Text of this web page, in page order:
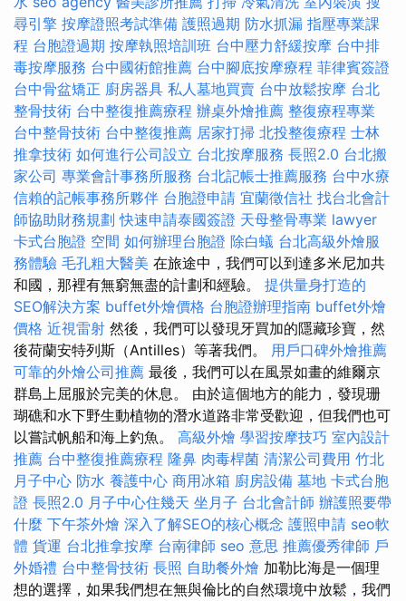
尋引擎 按摩證照考試準備 護照過期 防水抓漏 指壓專業課
程 台胞證過期 按摩執照培訓班 台中壓力舒緩按摩 台中排
毒按摩服務 台中國術館推薦 台中腳底按摩療程 菲律賓簽證
台中骨盆矯正 廚房器具 私人墓地買賣 台中放鬆按摩 台北
整骨技術 台中整復推薦療程 辦桌外燴推薦 整復療程專業
台中整骨技術 台中整復推薦 居家打掃 北投整復療程 士林
推拿技術 如何進行公司設立 台北按摩服務 長照2.0 台北搬
家公司 專業會計事務所服務 台北記帳士推薦服務 台中水療
信賴的記帳事務所夥伴 台胞證申請 宜蘭徵信社 找台北會計
師協助財務規劃 快速申請泰國簽證 天母整骨專業 lawyer
卡式台胞證 空間 如何辦理台胞證 除白蟻 台北高級外燴服
務體驗 毛孔粗大醫美 在旅途中，我們可以到達多米尼加共
和國，那裡有無窮無盡的計劃和經驗。 提供量身打造的
SEO解決方案 buffet外燴價格 台胞證辦理指南 buffet外燴
價格 近視雷射 然後，我們可以發現牙買加的隱藏珍寶，然
後荷蘭安特列斯（Antilles）等著我們。 用戶口碑外燴推薦
可靠的外燴公司推薦 最後，我們可以在風景如畫的維爾京
群島上屈服於完美的休息。 由於這個地方的能力，發現珊
瑚礁和水下野生動植物的潛水道路非常受歡迎，但我們也可
以嘗試帆船和海上釣魚。 高級外燴 學習按摩技巧 室內設計
推薦 台中整復推薦療程 隆鼻 肉毒桿菌 清潔公司費用 竹北
月子中心 防水 養護中心 商用冰箱 廚房設備 墓地 卡式台胞
證 長照2.0 月子中心住幾天 坐月子 台北會計師 辦護照要帶
什麼 下午茶外燴 深入了解SEO的核心概念 護照申請 seo軟
體 貨運 台北推拿按摩 台南律師 seo 意思 推薦優秀律師 戶
外婚禮 台中整骨技術 長照 自助餐外燴 加勒比海是一個理
想的選擇，如果我們想在無與倫比的自然環境中放鬆，我們